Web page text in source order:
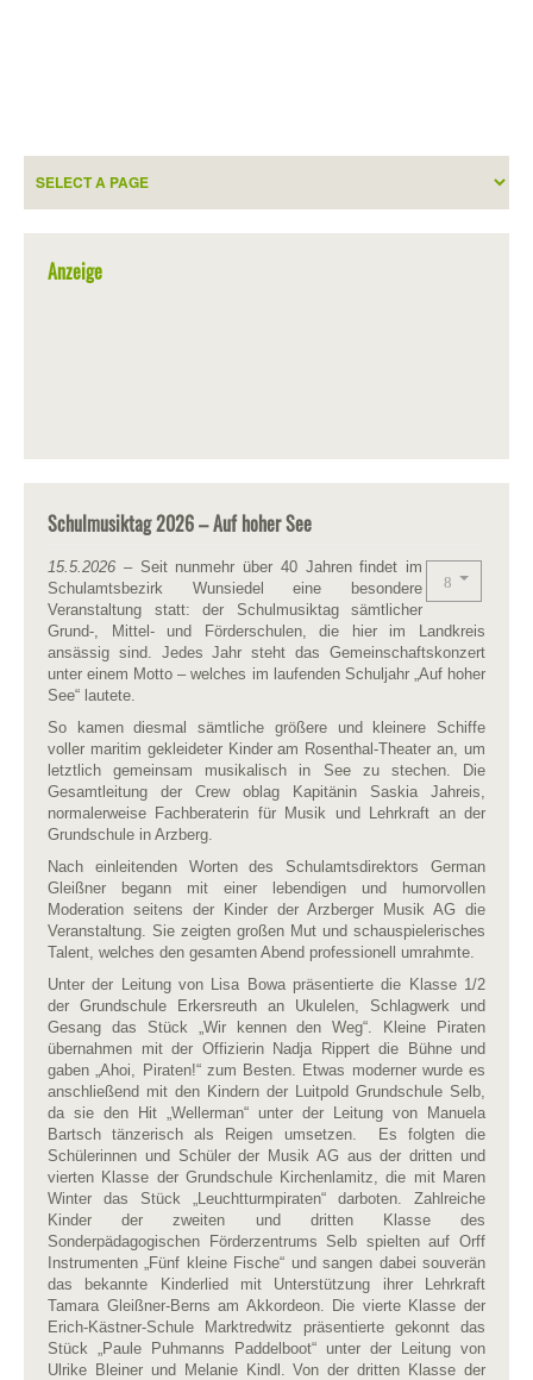
Anzeige
Schulmusiktag 2026 – Auf hoher See
15.5.2026 – Seit nunmehr über 40 Jahren findet im
Schulamtsbezirk Wunsiedel eine besondere
Veranstaltung statt: der Schulmusiktag sämtlicher
Grund-, Mittel- und Förderschulen, die hier im Landkreis
ansässig sind. Jedes Jahr steht das Gemeinschaftskonzert
unter einem Motto – welches im laufenden Schuljahr „Auf hoher
See“ lautete.
So kamen diesmal sämtliche größere und kleinere Schiffe
voller maritim gekleideter Kinder am Rosenthal-Theater an, um
letztlich gemeinsam musikalisch in See zu stechen. Die
Gesamtleitung der Crew oblag Kapitänin Saskia Jahreis,
normalerweise Fachberaterin für Musik und Lehrkraft an der
Grundschule in Arzberg.
Nach einleitenden Worten des Schulamtsdirektors German
Gleißner begann mit einer lebendigen und humorvollen
Moderation seitens der Kinder der Arzberger Musik AG die
Veranstaltung. Sie zeigten großen Mut und schauspielerisches
Talent, welches den gesamten Abend professionell umrahmte.
Unter der Leitung von Lisa Bowa präsentierte die Klasse 1/2
der Grundschule Erkersreuth an Ukulelen, Schlagwerk und
Gesang das Stück „Wir kennen den Weg“. Kleine Piraten
übernahmen mit der Offizierin Nadja Rippert die Bühne und
gaben „Ahoi, Piraten!“ zum Besten. Etwas moderner wurde es
anschließend mit den Kindern der Luitpold Grundschule Selb,
da sie den Hit „Wellerman“ unter der Leitung von Manuela
Bartsch tänzerisch als Reigen umsetzen. Es folgten die
Schülerinnen und Schüler der Musik AG aus der dritten und
vierten Klasse der Grundschule Kirchenlamitz, die mit Maren
Winter das Stück „Leuchtturmpiraten“ darboten. Zahlreiche
Kinder der zweiten und dritten Klasse des
Sonderpädagogischen Förderzentrums Selb spielten auf Orff
Instrumenten „Fünf kleine Fische“ und sangen dabei souverän
das bekannte Kinderlied mit Unterstützung ihrer Lehrkraft
Tamara Gleißner-Berns am Akkordeon. Die vierte Klasse der
Erich-Kästner-Schule Marktredwitz präsentierte gekonnt das
Stück „Paule Puhmanns Paddelboot“ unter der Leitung von
Ulrike Bleiner und Melanie Kindl. Von der dritten Klasse der